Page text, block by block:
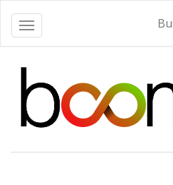
Alternar navegación